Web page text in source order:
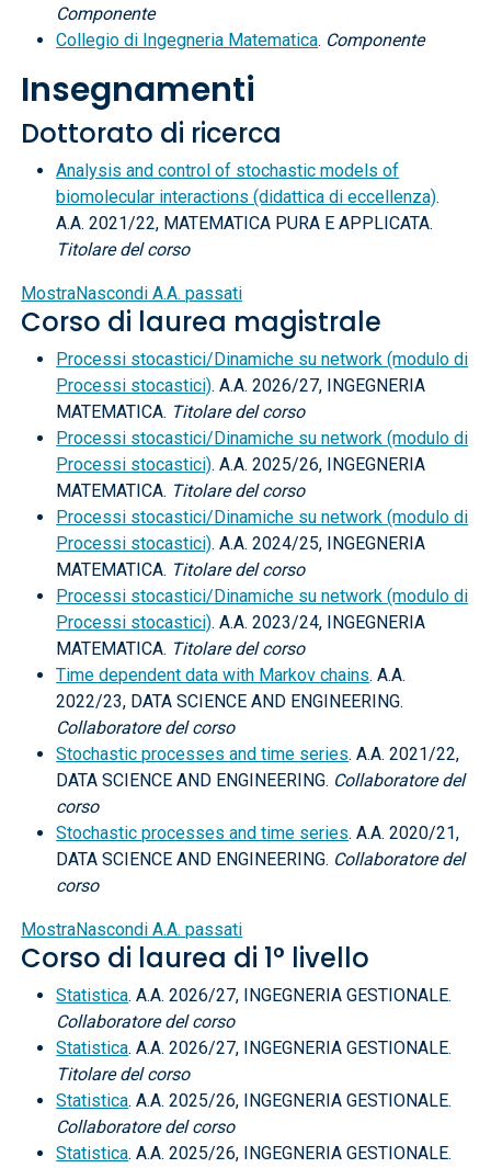
Componente
Collegio di Ingegneria Matematica. Componente
Insegnamenti
Dottorato di ricerca
Analysis and control of stochastic models of
biomolecular interactions (didattica di eccellenza).
A.A. 2021/22, MATEMATICA PURA E APPLICATA.
Titolare del corso
MostraNascondi A.A. passati
Corso di laurea magistrale
Processi stocastici/Dinamiche su network (modulo di
Processi stocastici). A.A. 2026/27, INGEGNERIA
MATEMATICA. Titolare del corso
Processi stocastici/Dinamiche su network (modulo di
Processi stocastici). A.A. 2025/26, INGEGNERIA
MATEMATICA. Titolare del corso
Processi stocastici/Dinamiche su network (modulo di
Processi stocastici). A.A. 2024/25, INGEGNERIA
MATEMATICA. Titolare del corso
Processi stocastici/Dinamiche su network (modulo di
Processi stocastici). A.A. 2023/24, INGEGNERIA
MATEMATICA. Titolare del corso
Time dependent data with Markov chains. A.A.
2022/23, DATA SCIENCE AND ENGINEERING.
Collaboratore del corso
Stochastic processes and time series. A.A. 2021/22,
DATA SCIENCE AND ENGINEERING. Collaboratore del
corso
Stochastic processes and time series. A.A. 2020/21,
DATA SCIENCE AND ENGINEERING. Collaboratore del
corso
MostraNascondi A.A. passati
Corso di laurea di 1° livello
Statistica. A.A. 2026/27, INGEGNERIA GESTIONALE.
Collaboratore del corso
Statistica. A.A. 2026/27, INGEGNERIA GESTIONALE.
Titolare del corso
Statistica. A.A. 2025/26, INGEGNERIA GESTIONALE.
Collaboratore del corso
Statistica. A.A. 2025/26, INGEGNERIA GESTIONALE.